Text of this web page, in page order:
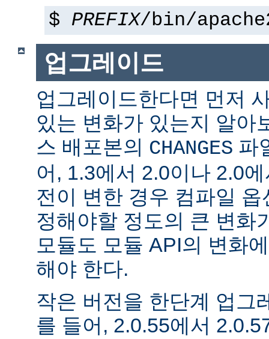
$ PREFIX/bin/
업그레이드
업그레이드한다면 먼저
있는 변화가 있는지 알아
스 배포본의 CHANGES 파
어, 1.3에서 2.0이나 2.0
전이 변한 경우 컴파일
정해야할 정도의 큰 변화
모듈도 모듈 API의 변화
해야 한다.
작은 버전을 한단계 업그
를 들어, 2.0.55에서